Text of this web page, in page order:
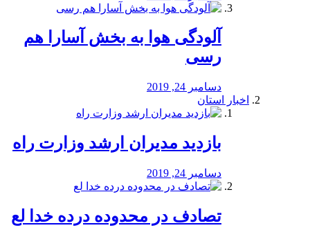
آلودگی هوا به بخش آسارا هم
رسی
دسامبر 24, 2019
اخبار استان
بازدید مدیران ارشد وزارت راه
دسامبر 24, 2019
تصادف در محدوده درده خدا لع